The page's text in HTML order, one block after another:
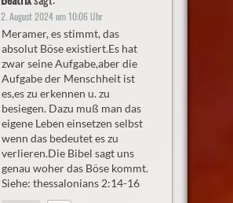
2. August 2024 um 10:06 Uhr
Meramer, es stimmt, das
absolut Böse existiert.Es hat
zwar seine Aufgabe,aber die
Aufgabe der Menschheit ist
es,es zu erkennen u. zu
besiegen. Dazu muß man das
eigene Leben einsetzen selbst
wenn das bedeutet es zu
verlieren.Die Bibel sagt uns
genau woher das Böse kommt.
Siehe: thessalonians 2:14-16